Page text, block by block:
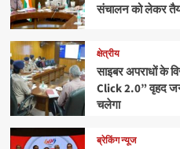
संचालन को लेकर
क्षेत्रीय
साइबर अपराधों के
Click 2.0” वृहद
चलेगा
ब्रेकिंग न्यूज